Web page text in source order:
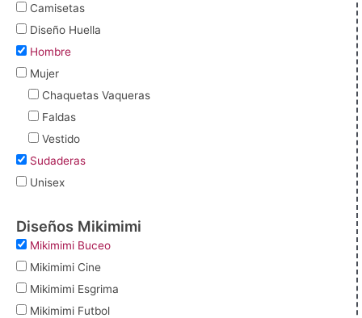
Camisetas
Diseño Huella
Hombre
Mujer
Chaquetas Vaqueras
Faldas
Vestido
Sudaderas
Unisex
Diseños Mikimimi
Mikimimi Buceo
Mikimimi Cine
Mikimimi Esgrima
Mikimimi Futbol